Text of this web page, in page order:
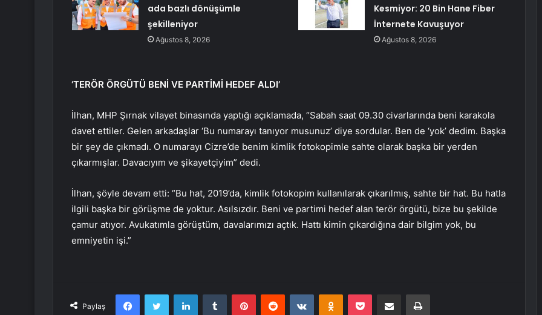
ada bazlı dönüşümle
şekilleniyor
Ağustos 8, 2026
Kesmiyor: 20 Bin Hane Fiber
İnternete Kavuşuyor
Ağustos 8, 2026
‘TERÖR ÖRGÜTÜ BENİ VE PARTİMİ HEDEF ALDI’
İlhan, MHP Şırnak vilayet binasında yaptığı açıklamada, “Sabah saat 09.30 civarlarında beni karakola
davet ettiler. Gelen arkadaşlar ‘Bu numarayı tanıyor musunuz’ diye sordular. Ben de ‘yok’ dedim. Başka
bir şey de çıkmadı. O numarayı Cizre’de benim kimlik fotokopimle sahte olarak başka bir yerden
çıkarmışlar. Davacıyım ve şikayetçiyim” dedi.
İlhan, şöyle devam etti: “Bu hat, 2019’da, kimlik fotokopim kullanılarak çıkarılmış, sahte bir hat. Bu hatla
ilgili başka bir görüşme de yoktur. Asılsızdır. Beni ve partimi hedef alan terör örgütü, bize bu şekilde
çamur atıyor. Avukatımla görüştüm, davalarımızı açtık. Hattı kimin çıkardığına dair bilgim yok, bu
emniyetin işi.”
Paylaş
FacebookTwitter LinkedInTumblr PinterestReddit VKontakteOdnoklassniki
Pocket E-Posta ile paylaş Yazdır